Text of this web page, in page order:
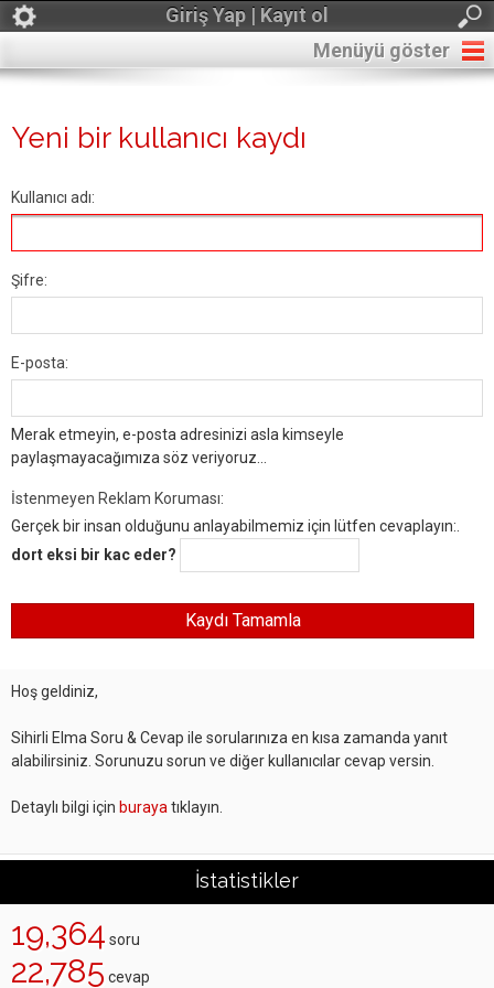
Giriş Yap | Kayıt ol
Menüyü göster
Yeni bir kullanıcı kaydı
Kullanıcı adı:
Şifre:
E-posta:
Merak etmeyin, e-posta adresinizi asla kimseyle
paylaşmayacağımıza söz veriyoruz...
İstenmeyen Reklam Koruması:
Gerçek bir insan olduğunu anlayabilmemiz için lütfen cevaplayın:.
dort eksi bir kac eder?
Hoş geldiniz,
Sihirli Elma Soru & Cevap ile sorularınıza en kısa zamanda yanıt
alabilirsiniz. Sorunuzu sorun ve diğer kullanıcılar cevap versin.
Detaylı bilgi için buraya tıklayın.
İstatistikler
19,364 soru
22,785 cevap